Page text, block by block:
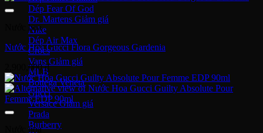
Dép Fear Of God
Dr. Martens
Nike
Dép Air Max
Crocs
Vans
MLB
Bottega Veneta
Gucci
Versace
Prada
Burberry
Nước hoa
Nước Hoa Gucci Flora Gorgeous Gardenia
2,900,000₫
Nước hoa